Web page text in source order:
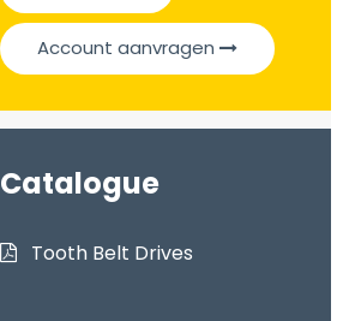
Account aanvragen
Catalogue
Tooth Belt Drives